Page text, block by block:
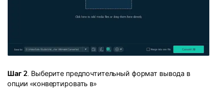
Шаг 2 . Выберите предпочтительный формат вывода в
опции «конвертировать в»